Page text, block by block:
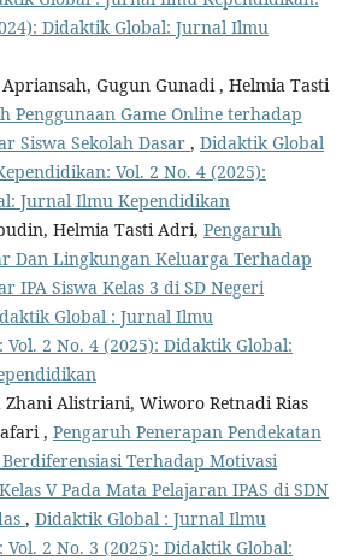
Didaktik Global: Jurnal Ilmu
Gugun Gunadi , Helmia Tasti
Penggunaan Game Online terhadap
Siswa Sekolah Dasar , Didaktik Global
Vol. 2 No. 4 (2025):
Jurnal Ilmu Kependidikan
Helmia Tasti Adri, Pengaruh
Dan Lingkungan Keluarga Terhadap
IPA Siswa Kelas 3 di SD Negeri
Global : Jurnal Ilmu
2 No. 4 (2025): Didaktik Global:
Zhani Alistriani, Wiworo Retnadi Rias
, Pengaruh Penerapan Pendekatan
Terhadap Motivasi
V Pada Mata Pelajaran IPAS di SDN
, Didaktik Global : Jurnal Ilmu
2 No. 3 (2025): Didaktik Global: